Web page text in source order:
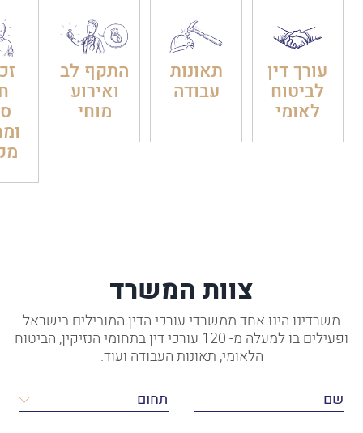
עורך דין
לביטוח
לאומי
תאונות
עבודה
התקף לב
ואירוע
מוחי
צוות המשרד
משרדינו הינו אחד ממשרדי עורכי הדין המובילים בישראל
ופעילים בו למעלה מ- 120 עורכי דין בתחומי הנזיקין, הביטוח
הלאומי, תאונות העבודה ועוד.